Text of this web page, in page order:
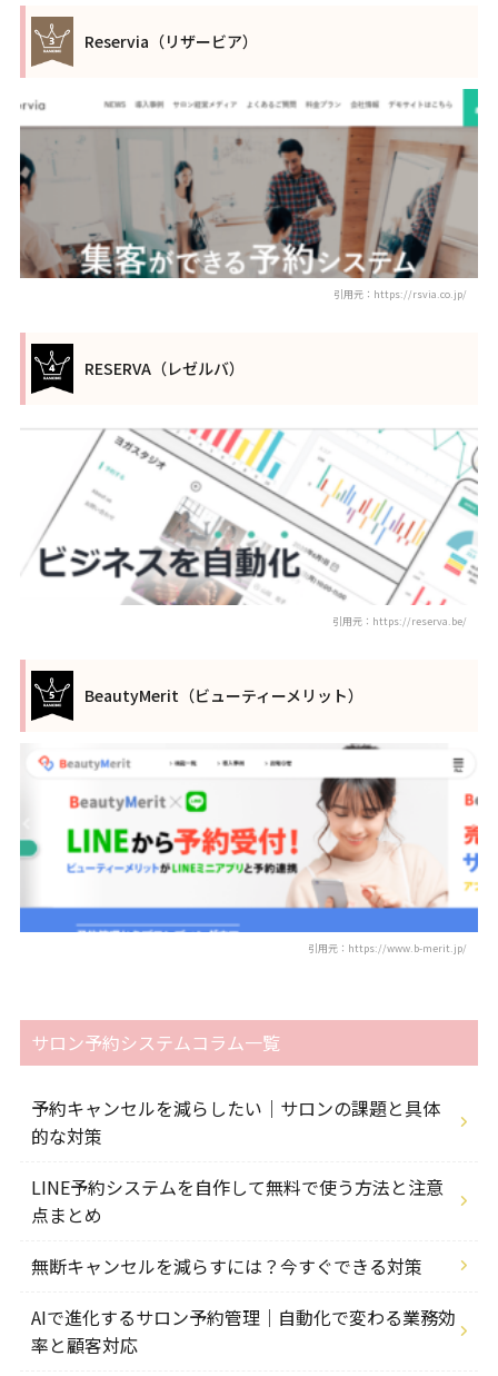
Reservia（リザービア）
引用元：https://rsvia.co.jp/
RESERVA（レゼルバ）
引用元：https://reserva.be/
BeautyMerit（ビューティーメリット）
引用元：https://www.b-merit.jp/
サロン予約システムコラム一覧
予約キャンセルを減らしたい｜サロンの課題と具体
的な対策
LINE予約システムを自作して無料で使う方法と注意
点まとめ
無断キャンセルを減らすには？今すぐできる対策
AIで進化するサロン予約管理｜自動化で変わる業務効
率と顧客対応